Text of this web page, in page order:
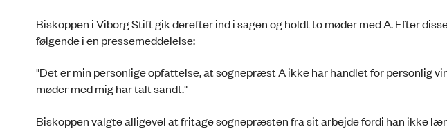
Biskoppen i Viborg Stift gik derefter ind i sagen og holdt to møder med A. Efter
følgende i en pressemeddelelse:
"Det er min personlige opfattelse, at sognepræst A ikke har handlet for personlig
møder med mig har talt sandt."
Biskoppen valgte alligevel at fritage sognepræsten fra sit arbejde fordi han ikke